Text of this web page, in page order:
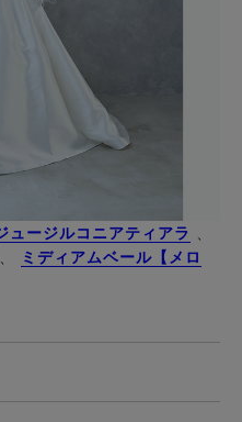
ュージルコニアティアラ
ミディアムベール【メロ